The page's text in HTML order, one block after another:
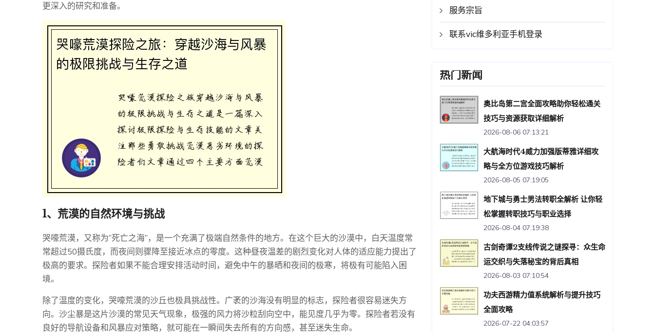
更深入的研究和准备。
1、荒漠的自然环境与挑战
哭嚎荒漠，又称为“死亡之海”，是一个充满了极端自然条件的地方。在这个巨大的沙漠中，白天温度常
常超过50摄氏度，而夜间则骤降至接近冰点的零度。这种昼夜温差的剧烈变化对人体的适应能力提出了
极高的要求。探险者如果不能合理安排活动时间，避免中午的暴晒和夜间的极寒，将极有可能陷入困
境。
除了温度的变化，哭嚎荒漠的沙丘也极具挑战性。广袤的沙海没有明显的标志，探险者很容易迷失方
向。沙尘暴是这片沙漠的常见天气现象，极强的风力将沙粒刮向空中，能见度几乎为零。探险者若没有
良好的导航设备和风暴应对策略，就可能在一瞬间失去所有的方向感，甚至迷失生命。
服务宗旨
联系vic维多利亚手机登录
热门新闻
奥比岛第二宫全面攻略助你轻松通关
技巧与资源获取详细解析
2026-08-06 07:13:21
大航海时代4威力加强版蒂雅详细攻
略与全方位游戏技巧解析
2026-08-05 07:19:05
地下城与勇士男法转职全解析 让你轻
松掌握转职技巧与职业选择
2026-08-04 07:19:38
古剑奇谭2支线传说之谜探寻：众生命
运交织与失落秘宝的背后真相
2026-08-03 07:10:54
功夫西游精力值系统解析与提升技巧
全面攻略
2026-07-22 04:03:57